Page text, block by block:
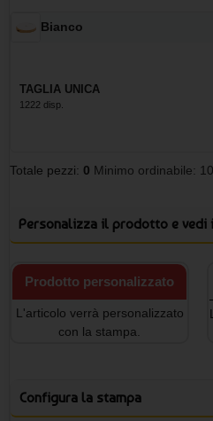
Bianco
TAGLIA UNICA
1222 disp.
Totale pezzi: 0 Minimo ordinabile: 10
Personalizza il prodotto e vedi
Prodotto personalizzato
L'articolo verrà personalizzato
con la stampa.
Configura la stampa